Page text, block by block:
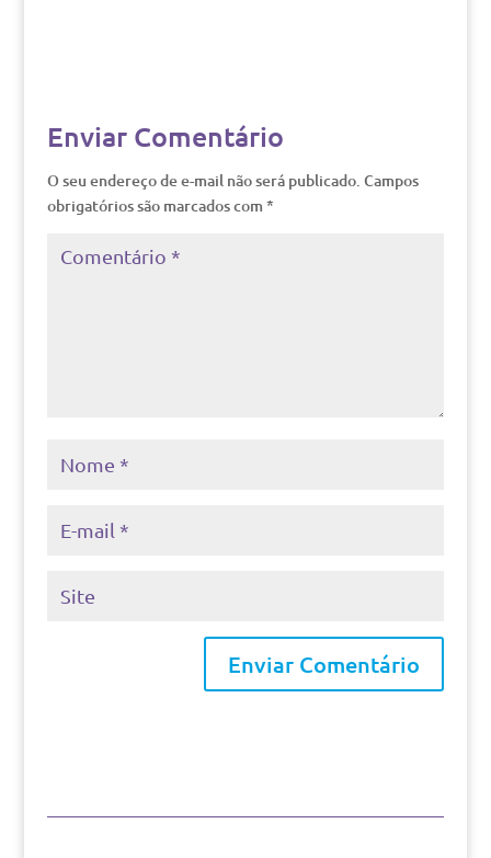
Enviar Comentário
O seu endereço de e-mail não será publicado. Campos
obrigatórios são marcados com *